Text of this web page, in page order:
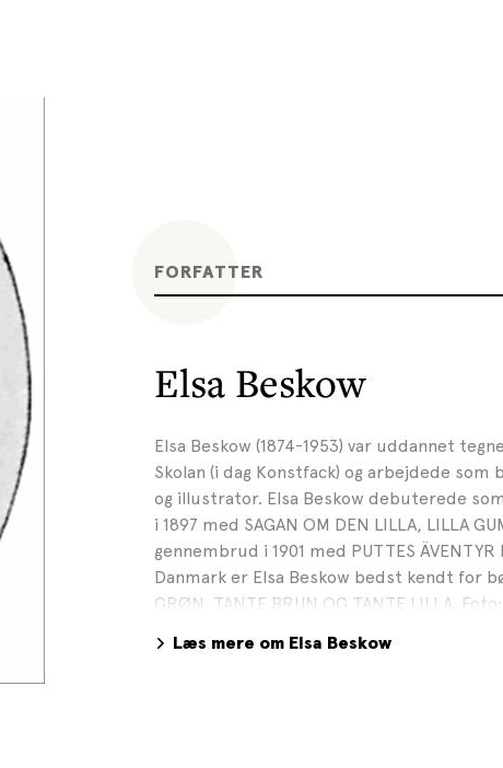
FORFATTER
Elsa Beskow
Elsa Beskow (1874-1953) var uddannet
Skolan (i dag Konstfack) og arbejdede
og illustrator. Elsa Beskow debuterede
i 1897 med SAGAN OM DEN LILLA, LILLA
gennembrud i 1901 med PUTTES ÄVENTYR
Danmark er Elsa Beskow bedst kendt for
GRØN, TANTE BRUN OG TANTE LILLA.
Læs mere om Elsa Beskow